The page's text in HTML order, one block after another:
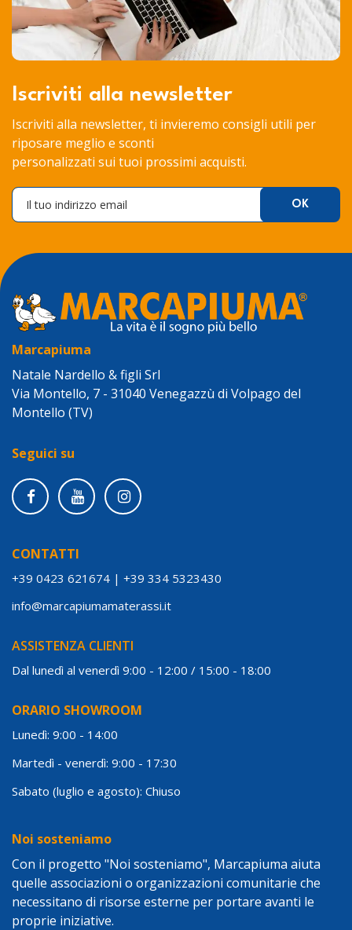
Iscriviti alla newsletter
Iscriviti alla newsletter, ti invieremo consigli utili per
riposare meglio e sconti
personalizzati sui tuoi prossimi acquisti.
Marcapiuma
Natale Nardello & figli Srl
Via Montello, 7 - 31040 Venegazzù di Volpago del
Montello (TV)
Seguici su
CONTATTI
+39 0423 621674 | +39 334 5323430
info@marcapiumamaterassi.it
ASSISTENZA CLIENTI
Dal lunedì al venerdì 9:00 - 12:00 / 15:00 - 18:00
ORARIO SHOWROOM
Lunedì: 9:00 - 14:00
Martedì - venerdì: 9:00 - 17:30
Sabato (luglio e agosto): Chiuso
Noi sosteniamo
Con il progetto "Noi sosteniamo", Marcapiuma aiuta
quelle associazioni o organizzazioni comunitarie che
necessitano di risorse esterne per portare avanti le
proprie iniziative.